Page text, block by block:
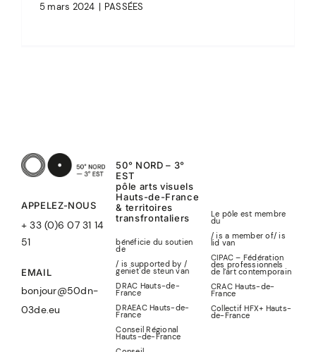
5 mars 2024 | PASSÉES
APPELEZ-NOUS
+ 33 (0)6 07 31 14
51
EMAIL
bonjour@50dn-
03de.eu
50° NORD – 3°
EST
pôle arts visuels
Hauts-de-France
& territoires
transfrontaliers
bénéficie du soutien
de
/ is supported by /
geniet de steun van
DRAC Hauts-de-
France
DRAEAC Hauts-de-
France
Conseil Régional
Hauts-de-France
Le pôle est membre
du
/ is a member of/is
lid van
CIPAC – Fédération
des professionnels
de l’art contemporain
CRAC Hauts-de-
France
Collectif HFX+ Hauts-
de-France